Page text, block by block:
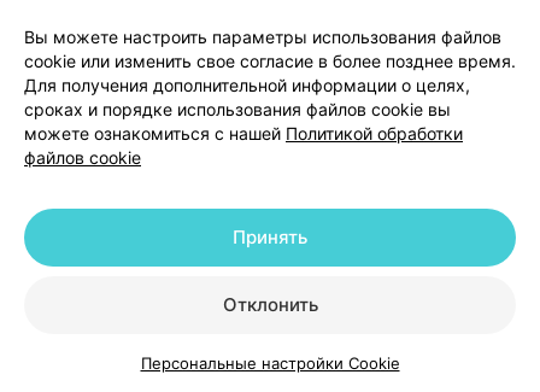
КаталогКорзинаИзбранноеПрофиль
Парацетамол - это широко применяемый
лекарственный препарат с редким нежелательным
действием, связанным, обычно, с передозировкой.
Наблюдались единичные случаи головокружения.
присутствием хлорфенамина в составе
препарата,
реакции следует прекратить приём препарата и
Вы можете настроить параметры использования файлов
cookie или изменить свое согласие в более позднее время.
Для получения дополнительной информации о целях,
сроках и порядке использования файлов cookie вы
можете ознакомиться с нашей Политикой обработки
файлов cookie
Отклонить
Принять
Персональные настройки Cookie